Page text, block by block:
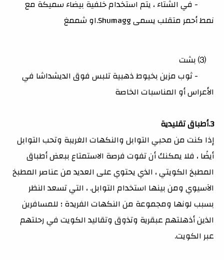
- في الشتاء ، يتم استخدام خلفية بيضاء سميكة مع
نمط أحمر متقلب يسمى Shumagg.او شممغ
⑶ بشت
- ثوب مزين بخيوط ذهبية تلبس فوق الديشداشا في
الأعراس أو المناسبات الخاصة
3.أطباق تقليدية
إذا كنت من محبي التوابل والنكهات الغريبة وتحب التوابل
أيضًا ، فلا يمكنك أن تفوت فرصة الاستمتاع ببعض أطباق
المطبخ الكويتي ، الذي يحتوي على العديد من عناصر المطبخ
الآسيوي ومن بينها استخدام التوابل. ، التي تسعد النظر
بسبب لونها ومجموعة من النكهات الفريدة ؛ للمسافرين
الذين أذهلتهم عبقرية وتذوق وتقاليد الكويت في رحلتهم
عبر الكويت.